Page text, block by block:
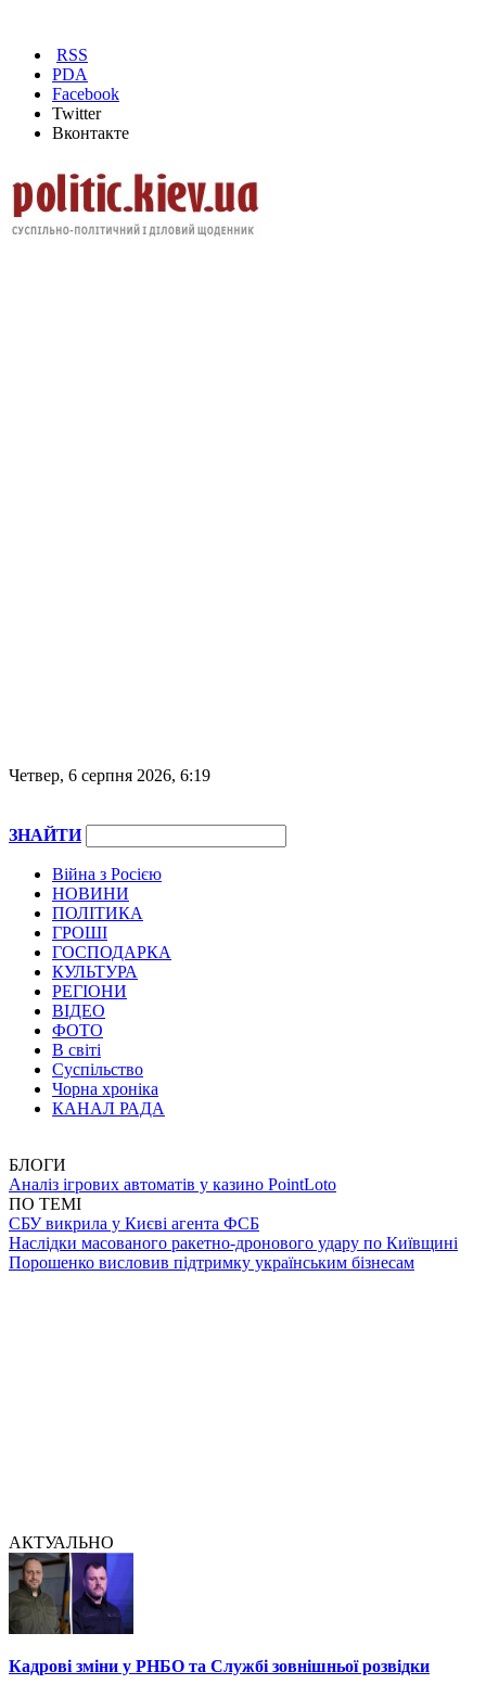
RSS
PDA
Facebook
Twitter
Вконтакте
Четвер, 6 серпня 2026, 6:19
ЗНАЙТИ
Війна з Росією
НОВИНИ
ПОЛІТИКА
ГРОШІ
ГОСПОДАРКА
КУЛЬТУРА
РЕГІОНИ
ВІДЕО
ФОТО
В світі
Суспільство
Чорна хроніка
КАНАЛ РАДА
БЛОГИ
Аналіз ігрових автоматів у казино PointLoto
ПО ТЕМІ
СБУ викрила у Києві агента ФСБ
Наслідки масованого ракетно-дронового удару по Київщині
Порошенко висловив підтримку українським бізнесам
АКТУАЛЬНО
Кадрові зміни у РНБО та Службі зовнішньої розвідки